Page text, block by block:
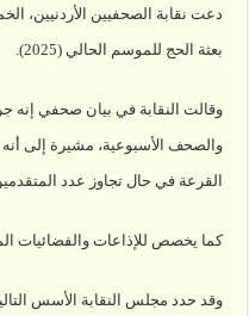
دعت نقابة الصحفيين الأردنيين،
بعثة الحج للموسم الحالي (2025).
والصحف الأسبوعية، مشيرة إلى
القرعة في حال تجاوز عدد
كما يخصص للإذاعات والفضائيات
وقد حدد مجلس النقابة الأسس